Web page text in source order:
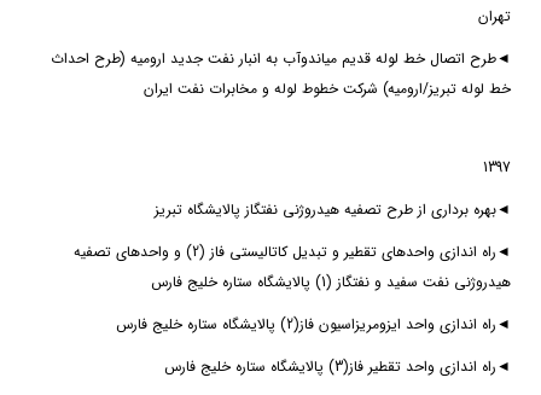
تهران
◄طرح اتصال خط لوله قدیم میاندوآب به انبار نفت جدید ارومیه (طرح احداث
خط لوله تبریز/ارومیه) شركت خطوط لوله و مخابرات نفت ايران
1397
◄بهره برداری از طرح تصفیه هیدروژنی نفتگاز پالایشگاه تبریز
◄
راه اندازی واحدهای تقطیر و تبدیل کاتالیستی فاز (2) و واحدهای تصفیه
هیدروژنی نفت سفید و نفتگاز (1) پالایشگاه ستاره خلیج فارس
◄راه اندازی واحد ایزومریزاسیون فاز(2) پالایشگاه ستاره خلیج فارس
◄راه اندازی واحد تقطیر فاز(3) پالایشگاه ستاره خلیج فارس